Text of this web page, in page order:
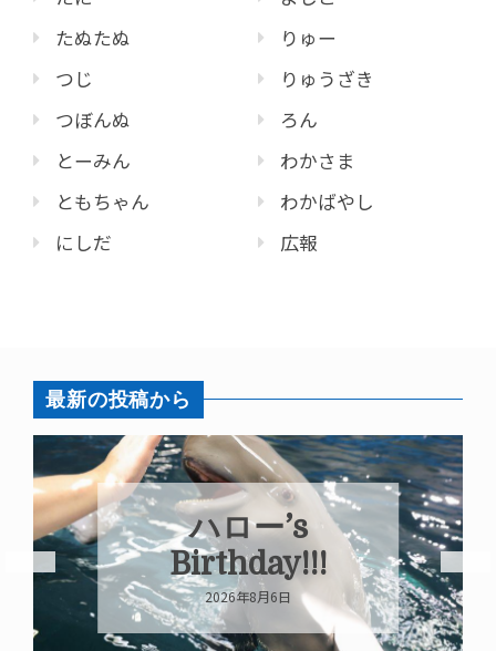
たぬたぬ
つじ
つぼんぬ
とーみん
ともちゃん
にしだ
りゅー
りゅうざき
ろん
わかさま
わかばやし
広報
最新の投稿から
フンボルトペ
ンギン ピーナ
ツ 永眠のお知
らせ
2026年8月5日